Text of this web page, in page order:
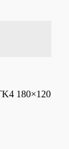
180×120